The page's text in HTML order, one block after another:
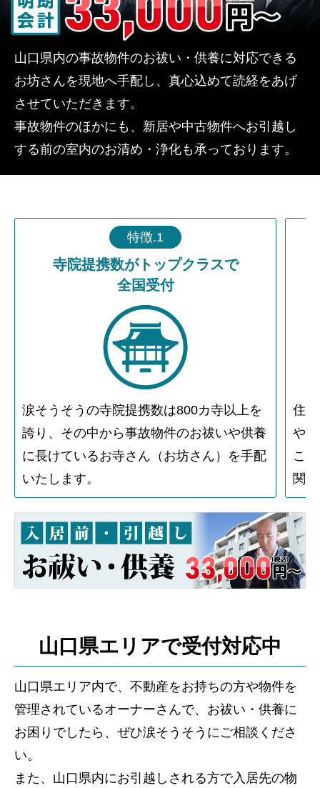
山口県内の事故物件のお祓い・供養に対応できる
お坊さんを現地へ手配し、真心込めて読経をあげ
させていただきます。
事故物件のほかにも、新居や中古物件へお引越し
する前の室内のお清め・浄化も承っております。
特徴.1
寺院提携数がトップクラスで
全国受付
涙そうそうの寺院提携数は800カ寺以上を
誇り、その中から事故物件のお祓いや供養
に長けているお寺さん（お坊さん）を手配
いたします。
住
や
こ
関
山口県エリアで受付対応中
山口県エリア内で、不動産をお持ちの方や物件を
管理されているオーナーさんで、お祓い・供養に
お困りでしたら、ぜひ涙そうそうにご相談くださ
い。
また、山口県内にお引越しされる方で入居先の物